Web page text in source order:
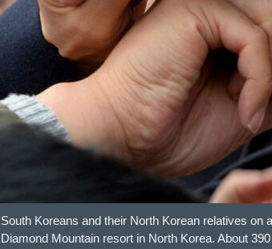
South Koreans and their North Korean relatives on
Diamond Mountain resort in North Korea. About